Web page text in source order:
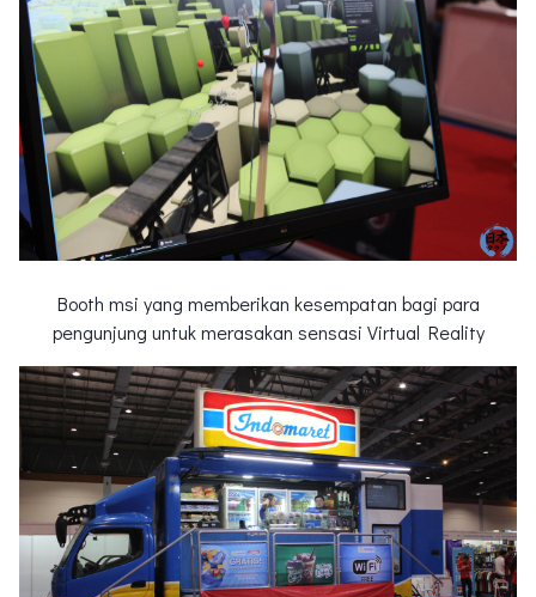
Booth msi yang memberikan kesempatan bagi para
pengunjung untuk merasakan sensasi Virtual Reality